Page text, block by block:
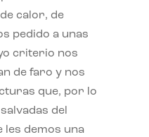
calor, de
pedido a unas
criterio nos
de faro y nos
que, por lo
del
les demos una